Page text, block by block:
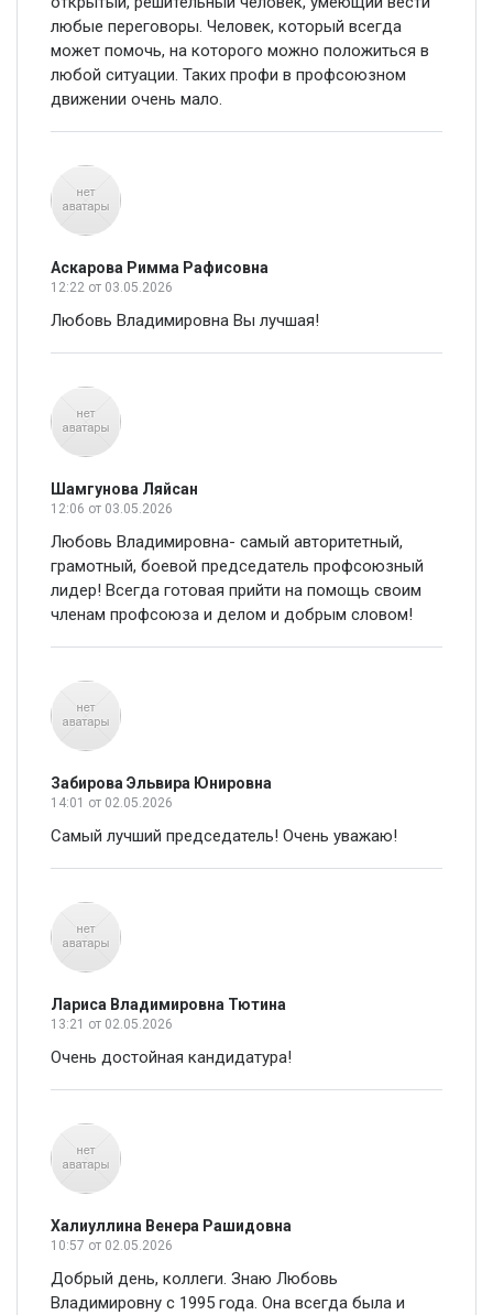
любые переговоры. Человек, который всегда
может помочь, на которого можно положиться в
любой ситуации. Таких профи в профсоюзном
движении очень мало.
Аскарова Римма Рафисовна
12:22 от 03.05.2026
Любовь Владимировна Вы лучшая!
Шамгунова Ляйсан
12:06 от 03.05.2026
Любовь Владимировна- самый авторитетный,
грамотный, боевой председатель профсоюзный
лидер! Всегда готовая прийти на помощь своим
членам профсоюза и делом и добрым словом!
Забирова Эльвира Юнировна
14:01 от 02.05.2026
Самый лучший председатель! Очень уважаю!
Лариса Владимировна Тютина
13:21 от 02.05.2026
Очень достойная кандидатура!
Халиуллина Венера Рашидовна
10:57 от 02.05.2026
Добрый день, коллеги. Знаю Любовь
Владимировну с 1995 года. Она всегда была и